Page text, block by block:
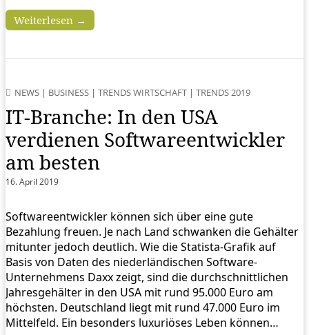
Weiterlesen →
NEWS | BUSINESS | TRENDS WIRTSCHAFT | TRENDS 2019
IT-Branche: In den USA
verdienen Softwareentwickler
am besten
16. April 2019
Softwareentwickler können sich über eine gute
Bezahlung freuen. Je nach Land schwanken die Gehälter
mitunter jedoch deutlich. Wie die Statista-Grafik auf
Basis von Daten des niederländischen Software-
Unternehmens Daxx zeigt, sind die durchschnittlichen
Jahresgehälter in den USA mit rund 95.000 Euro am
höchsten. Deutschland liegt mit rund 47.000 Euro im
Mittelfeld. Ein besonders luxuriöses Leben können…